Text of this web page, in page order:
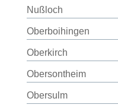
Nußloch
Oberboihingen
Oberkirch
Obersontheim
Obersulm